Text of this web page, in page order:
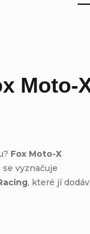
Moto-
Fox Moto-X
vyznačuje
, které jí